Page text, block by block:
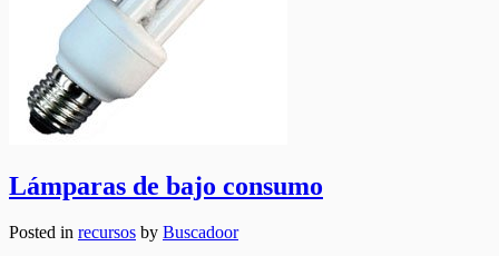
Lámparas de bajo consumo
Posted in recursos by Buscadoor